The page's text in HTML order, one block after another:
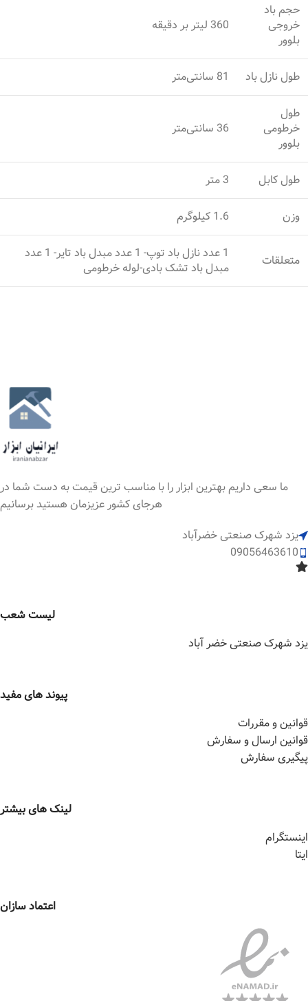
حجم باد
خروجی
بلوور
360 لیتر بر دقیقه
طول نازل باد 81 سانتی‌متر
طول
خرطومی
بلوور
36 سانتی‌متر
طول کابل 3 متر
وزن 1.6 کیلوگرم
متعلقات
1 عدد نازل باد توپ- 1 عدد مبدل باد تایر- 1 عدد
مبدل باد تشک بادی-لوله خرطومی
ما سعی داریم بهترین ابزار را با مناسب ترین قیمت به دست شما در
هرجای کشور عزیزمان هستید برسانیم
یزد شهرک صنعتی خضرآباد
09056463610
لیست شعب
یزد شهرک صنعتی خضر آباد
پیوند های مفید
قوانین و مقررات
قوانین ارسال و سفارش
پیگیری سفارش
لینک های بیشتر
اینستگرام
ایتا
اعتماد سازان